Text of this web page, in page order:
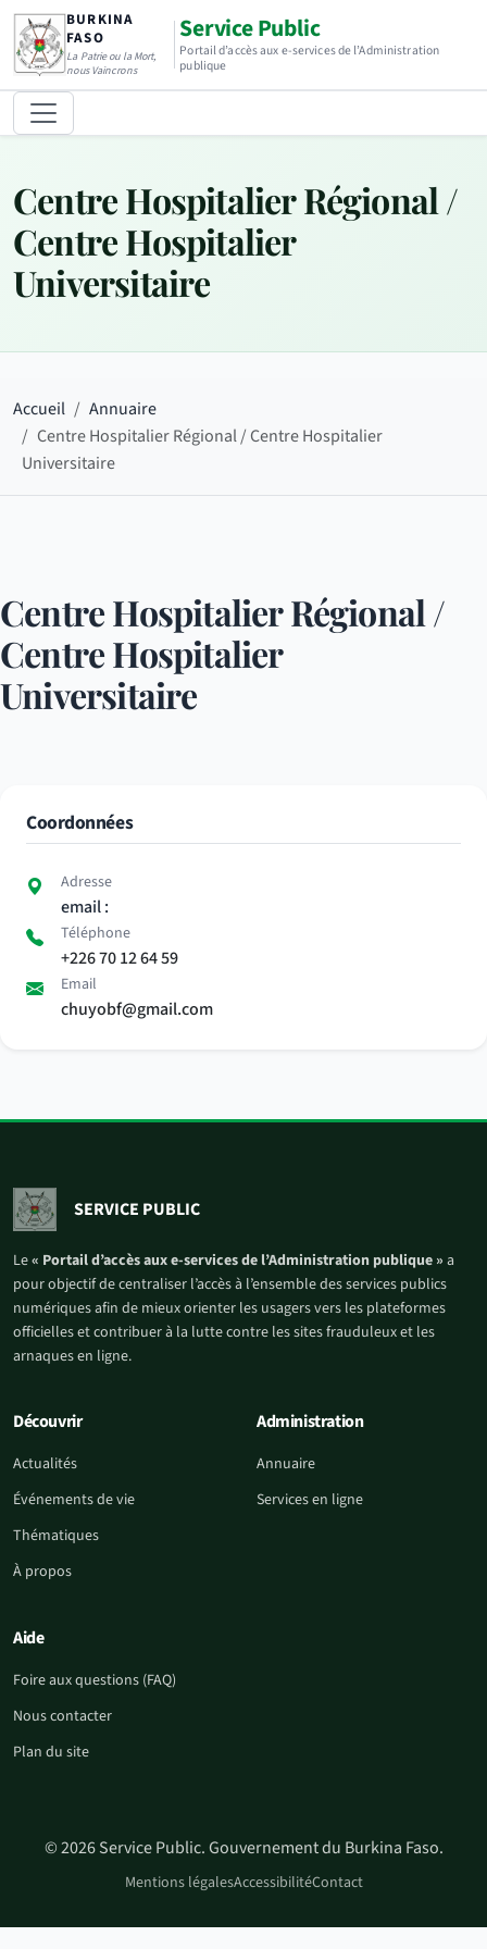
BURKINA
FASO
La Patrie ou la Mort,
nous Vaincrons
Service Public
Portail d’accès aux e-services de l’Administration
publique
Centre Hospitalier Régional /
Centre Hospitalier
Universitaire
Accueil
Annuaire
Centre Hospitalier Régional / Centre Hospitalier
Universitaire
Centre Hospitalier Régional /
Centre Hospitalier
Universitaire
Coordonnées
Adresse
email :
Téléphone
+226 70 12 64 59
Email
chuyobf@gmail.com
SERVICE PUBLIC
Le« Portail d’accès aux e-services de l’Administration publique » a
pour objectif de centraliser l’accès à l’ensemble des services publics
numériques afin de mieux orienter les usagers vers les plateformes
officielles et contribuer à la lutte contre les sites frauduleux et les
arnaques en ligne.
Découvrir
Actualités
Événements de vie
Thématiques
À propos
Administration
Annuaire
Services en ligne
Aide
Foire aux questions (FAQ)
Nous contacter
Plan du site
© 2026 Service Public. Gouvernement du Burkina Faso.
Mentions légalesAccessibilitéContact